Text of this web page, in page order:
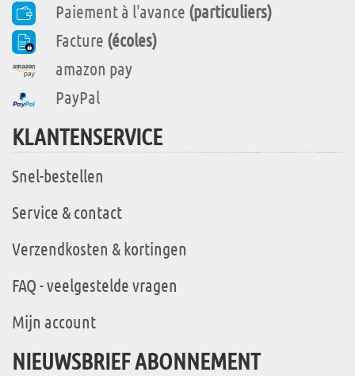
Paiement à l'avance (particuliers)
Facture (écoles)
amazon pay
PayPal
KLANTENSERVICE
Snel-bestellen
Service & contact
Verzendkosten & kortingen
FAQ - veelgestelde vragen
Mijn account
NIEUWSBRIEF ABONNEMENT